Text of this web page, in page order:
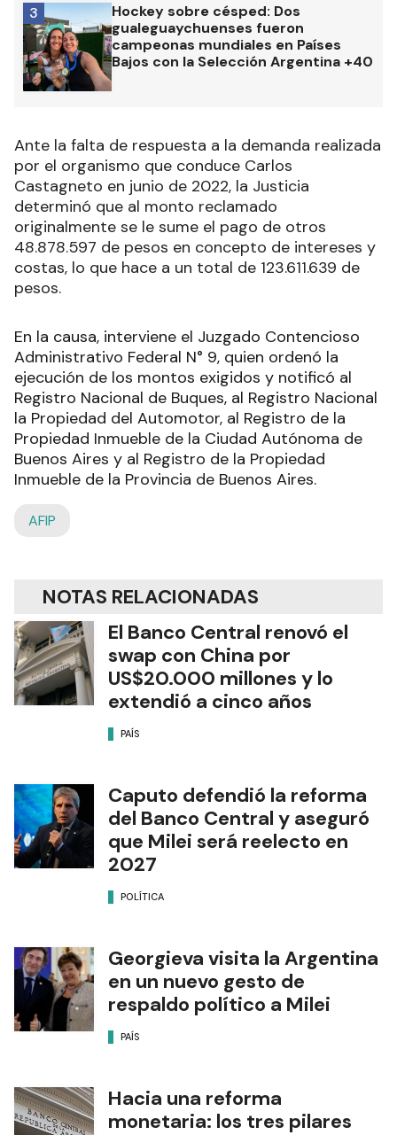
Hockey sobre césped: Dos
gualeguaychuenses fueron
campeonas mundiales en Países
Bajos con la Selección Argentina +40
3
Ante la falta de respuesta a la demanda realizada
por el organismo que conduce Carlos
Castagneto en junio de 2022, la Justicia
determinó que al monto reclamado
originalmente se le sume el pago de otros
48.878.597 de pesos en concepto de intereses y
costas, lo que hace a un total de 123.611.639 de
pesos.
En la causa, interviene el Juzgado Contencioso
Administrativo Federal N° 9, quien ordenó la
ejecución de los montos exigidos y notificó al
Registro Nacional de Buques, al Registro Nacional
la Propiedad del Automotor, al Registro de la
Propiedad Inmueble de la Ciudad Autónoma de
Buenos Aires y al Registro de la Propiedad
Inmueble de la Provincia de Buenos Aires.
AFIP
NOTAS RELACIONADAS
El Banco Central renovó el
swap con China por
US$20.000 millones y lo
extendió a cinco años
PAÍS
Caputo defendió la reforma
del Banco Central y aseguró
que Milei será reelecto en
2027
POLÍTICA
Georgieva visita la Argentina
en un nuevo gesto de
respaldo político a Milei
PAÍS
Hacia una reforma
monetaria: los tres pilares